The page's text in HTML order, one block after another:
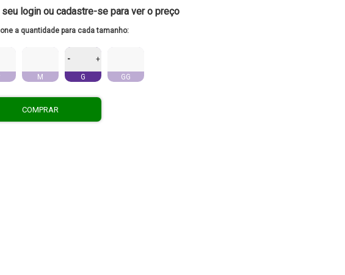
seu login ou cadastre-se para ver o preço
a quantidade para cada tamanho:
M
- +
G GG
COMPRAR